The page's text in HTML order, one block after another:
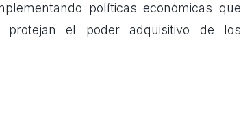
políticas económicas que
el poder adquisitivo de los